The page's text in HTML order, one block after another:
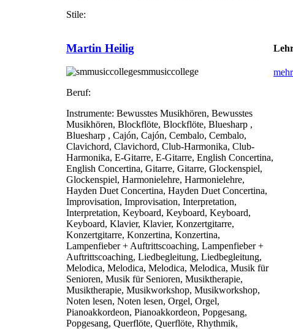
Stile:
Martin Heilig
smmusiccollege
Beruf:
Instrumente: Bewusstes Musikhören, Bewusstes
Musikhören, Blockflöte, Blockflöte, Bluesharp ,
Bluesharp , Cajón, Cajón, Cembalo, Cembalo,
Clavichord, Clavichord, Club-Harmonika, Club-
Harmonika, E-Gitarre, E-Gitarre, English Concertina,
English Concertina, Gitarre, Gitarre, Glockenspiel,
Glockenspiel, Harmonielehre, Harmonielehre,
Hayden Duet Concertina, Hayden Duet Concertina,
Improvisation, Improvisation, Interpretation,
Interpretation, Keyboard, Keyboard, Keyboard,
Keyboard, Klavier, Klavier, Konzertgitarre,
Konzertgitarre, Konzertina, Konzertina,
Lampenfieber + Auftrittscoaching, Lampenfieber +
Auftrittscoaching, Liedbegleitung, Liedbegleitung,
Melodica, Melodica, Melodica, Melodica, Musik für
Senioren, Musik für Senioren, Musiktherapie,
Musiktherapie, Musikworkshop, Musikworkshop,
Noten lesen, Noten lesen, Orgel, Orgel,
Pianoakkordeon, Pianoakkordeon, Popgesang,
Popgesang, Querflöte, Querflöte, Rhythmik,